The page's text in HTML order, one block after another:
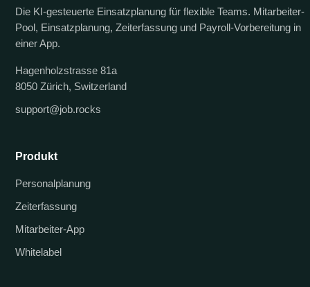
Die KI-gesteuerte Einsatzplanung für flexible Teams. Mitarbeiter-
Pool, Einsatzplanung, Zeiterfassung und Payroll-Vorbereitung in
einer App.
Hagenholzstrasse 81a
8050 Zürich, Switzerland
support@job.rocks
Produkt
Personalplanung
Zeiterfassung
Mitarbeiter-App
Whitelabel